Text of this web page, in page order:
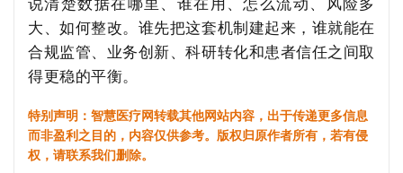
大、如何整改。谁先把这套机制建起来，谁就能在
合规监管、业务创新、科研转化和患者信任之间取
得更稳的平衡。
特别声明：智慧医疗网转载其他网站内容，出于传递更多信息
而非盈利之目的，内容仅供参考。版权归原作者所有，若有侵
权，请联系我们删除。